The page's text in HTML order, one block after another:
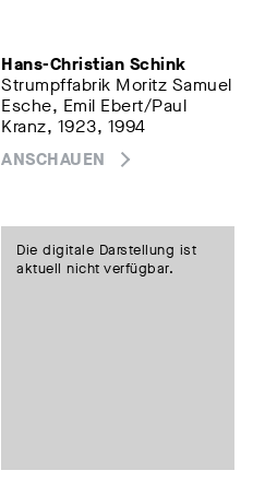
Hans-Christian Schink
Strumpffabrik Moritz Samuel
Esche, Emil Ebert/Paul
Kranz, 1923, 1994
ANSCHAUEN
Die digitale Darstellung ist
aktuell nicht verfügbar.